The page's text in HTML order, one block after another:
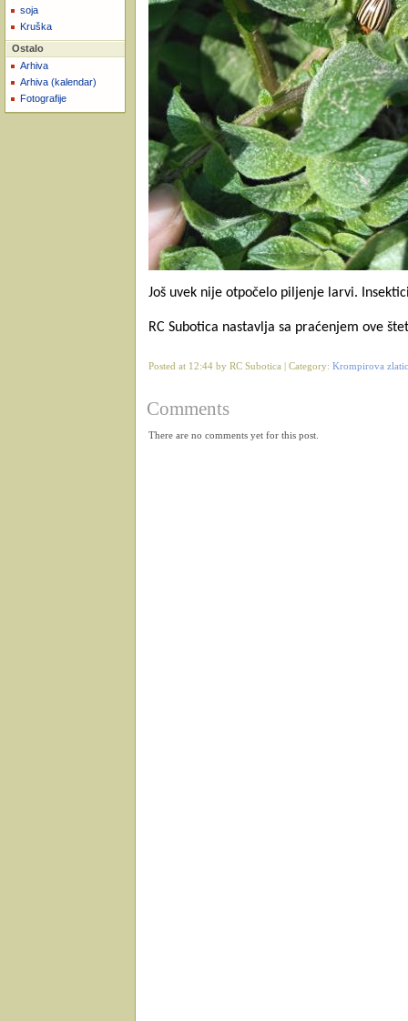
soja
Kruška
Ostalo
Arhiva
Arhiva (kalendar)
Fotografije
Još uvek nije otpočelo piljenje larvi.
RC Subotica nastavlja sa praćenjem ove
Posted at 12:44 by RC Subotica | Category: Krompirova
Comments
There are no comments yet for this post.